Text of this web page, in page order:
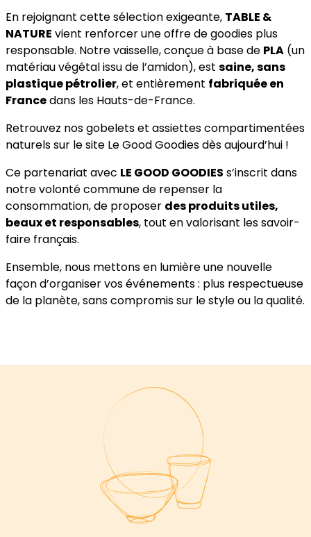
En rejoignant cette sélection exigeante, TABLE &
NATURE vient renforcer une offre de goodies plus
responsable. Notre vaisselle, conçue à base de PLA (un
matériau végétal issu de l’amidon), est saine, sans
plastique pétrolier, et entièrement fabriquée en
Francedans les Hauts-de-France.
Retrouvez nos gobelets et assiettes compartimentées
naturels sur le site Le Good Goodies dès aujourd’hui !
Ce partenariat avec LE GOOD GOODIES s’inscrit dans
notre volonté commune de repenser la
consommation, de proposer des produits utiles,
beaux et responsables, tout en valorisant les savoir-
faire français.
Ensemble, nous mettons en lumière une nouvelle
façon d’organiser vos événements : plus respectueuse
de la planète, sans compromis sur le style ou la qualité.